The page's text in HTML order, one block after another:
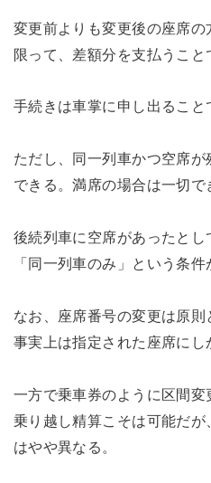
変更前よりも変更後の座席
限って、差額分を支払うこと
手続きは車掌に申し出ること
ただし、同一列車かつ空席
できる。満席の場合は一切で
後続列車に空席があったと
「同一列車のみ」という条件
なお、座席番号の変更は原
事実上は指定された座席にし
一方で乗車券のように区間変
乗り越し精算こそは可能だ
はやや異なる。